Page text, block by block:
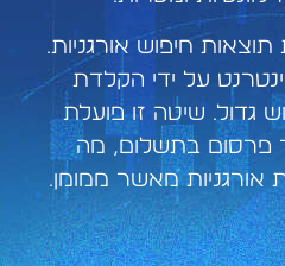
חיפוש אורגניות.
על ידי הקלדת
גדול. שיטה זו פועלת
פרסום בתשלום, מה
אורגניות מאשר ממומן.